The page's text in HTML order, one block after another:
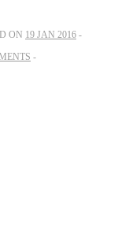
ON 19 JAN 2016